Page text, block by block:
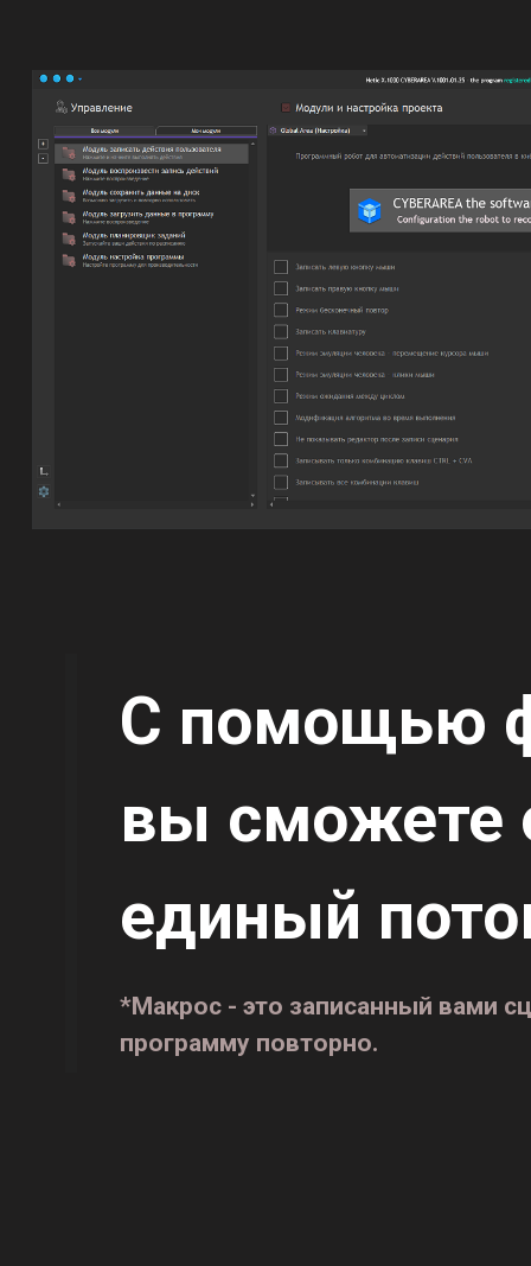
С помощью
вы сможете
единый
*Макрос - это записанный вами
программу повторно.